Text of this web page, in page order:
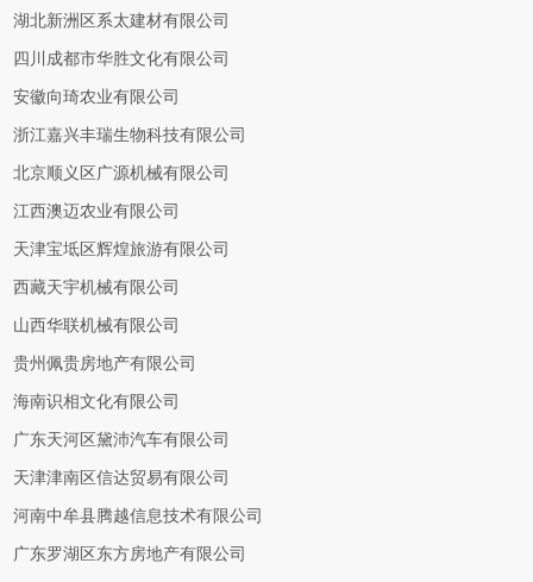
湖北新洲区系太建材有限公司
四川成都市华胜文化有限公司
安徽向琦农业有限公司
浙江嘉兴丰瑞生物科技有限公司
北京顺义区广源机械有限公司
江西澳迈农业有限公司
天津宝坻区辉煌旅游有限公司
西藏天宇机械有限公司
山西华联机械有限公司
贵州佩贵房地产有限公司
海南识相文化有限公司
广东天河区黛沛汽车有限公司
天津津南区信达贸易有限公司
河南中牟县腾越信息技术有限公司
广东罗湖区东方房地产有限公司